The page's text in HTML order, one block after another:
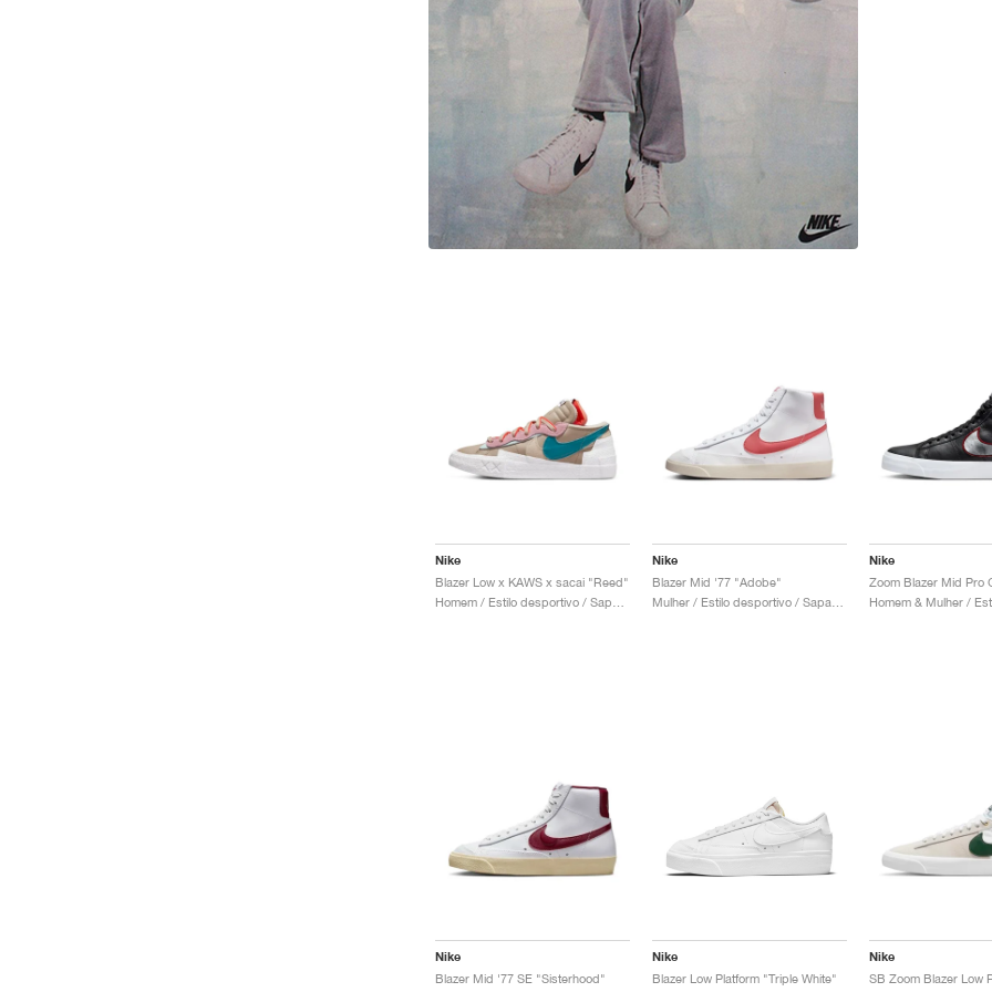
Nike
Blazer Low x KAWS x sacai "Reed"
Nike
Blazer Mid '77 "Adobe"
Nike
Nike
Blazer Mid '77 SE "Sisterhood"
Nike
Blazer Low Platform "Triple White"
Nike